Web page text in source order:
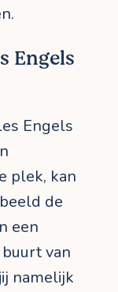
Engels
Engels
plek, kan
de
een
van
namelijk